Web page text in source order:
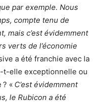
par exemple. Nous
compte tenu de
mais c’est évidemment
verts de l’économie
a été franchie avec la
t-elle exceptionnelle ou
« C’est évidemment
le Rubicon a été